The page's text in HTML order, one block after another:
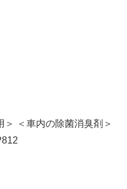
＜車内の除菌消臭剤＞